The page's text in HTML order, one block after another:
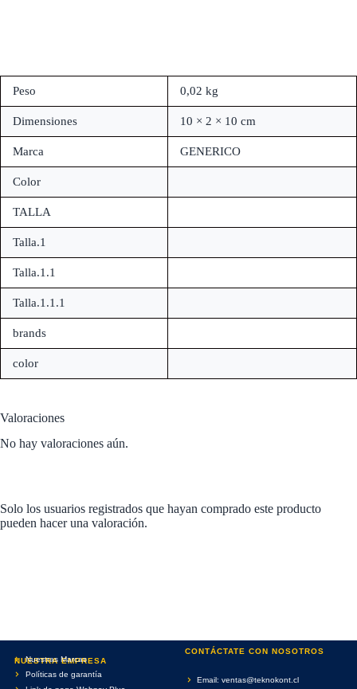
Peso 0,02 kg
Dimensiones 10 × 2 × 10 cm
Marca GENERICO
Color
TALLA
Talla.1
Talla.1.1
Talla.1.1.1
brands
color
Valoraciones
No hay valoraciones aún.
Solo los usuarios registrados que hayan comprado este producto
pueden hacer una valoración.
NUESTRA EMPRESA
Nuestras Marcas
Políticas de garantía
CONTÁCTATE CON NOSOTROS
Email: ventas@teknokont.cl